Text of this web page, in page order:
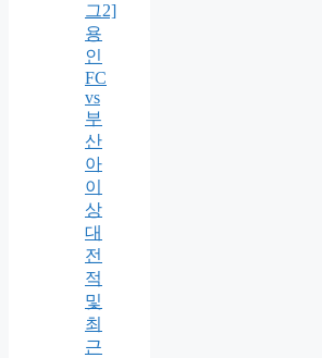
그2]
용
인
FC
vs
부
산
아
이
상
대
전
적
및
최
근